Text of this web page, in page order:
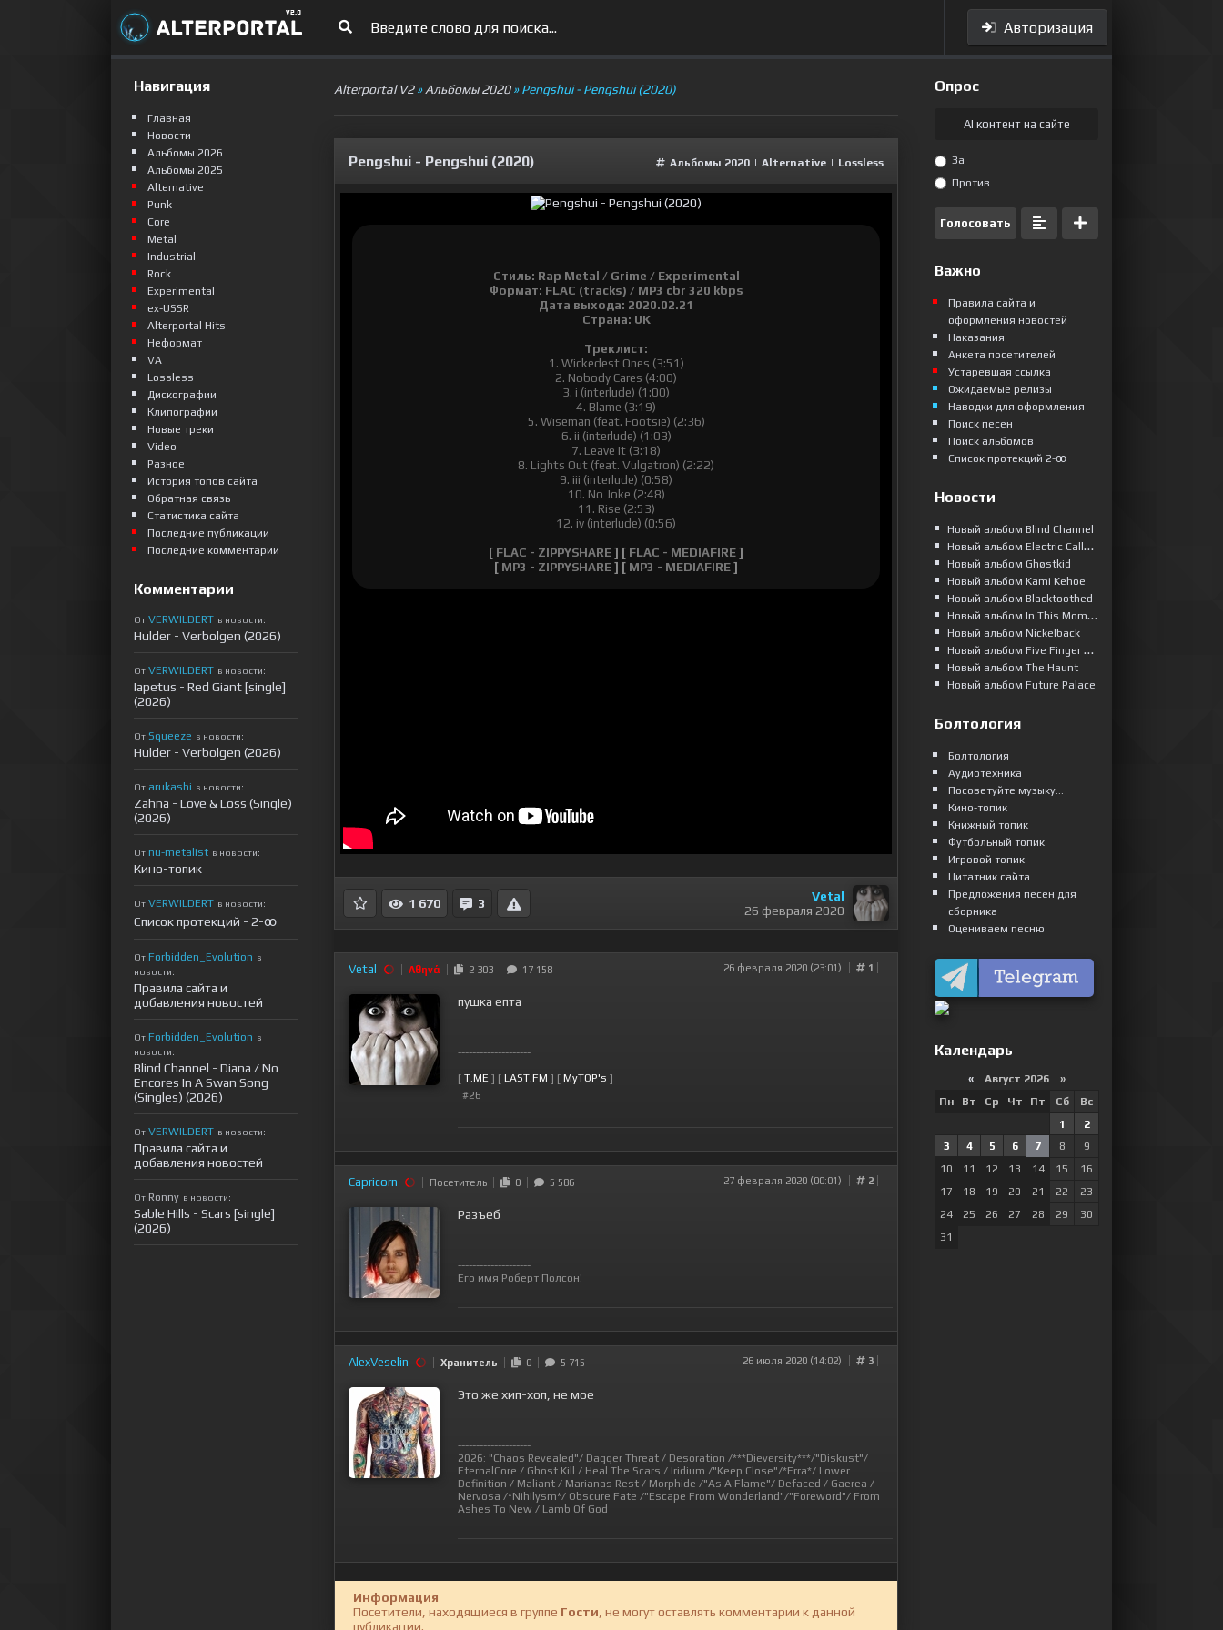
Авторизация
Alterportal V2»Альбомы 2020» Pengshui - Pengshui (2020)
Pengshui - Pengshui (2020) Альбомы 2020 | Alternative | Lossless
Стиль: Rap Metal / Grime / Experimental
Формат: FLAC (tracks) / MP3 cbr 320 kbps
Дата выхода: 2020.02.21
Страна: UK
Треклист:
1. Wickedest Ones (3:51)
2. Nobody Cares (4:00)
3. i (interlude) (1:00)
4. Blame (3:19)
5. Wiseman (feat. Footsie) (2:36)
6. ii (interlude) (1:03)
7. Leave It (3:18)
8. Lights Out (feat. Vulgatron) (2:22)
9. iii (interlude) (0:58)
10. No Joke (2:48)
11. Rise (2:53)
12. iv (interlude) (0:56)
[ FLAC - ZIPPYSHARE ] [ FLAC - MEDIAFIRE ]
[ MP3 - ZIPPYSHARE ] [ MP3 - MEDIAFIRE ]
1 670 3
Vetal
26 февраля 2020
Vetal Αθηνά 2 303 17 158 26 февраля 2020 (23:01) 1
пушка епта
--------------------
[ T.ME ] [ LAST.FM ] [ MyTOP's ]
#26
Capricorn Посетитель 0 5 586 27 февраля 2020 (00:01) 2
Разъеб
--------------------
Его имя Роберт Полсон!
AlexVeselin Хранитель 0 5 715 26 июля 2020 (14:02) 3
Это же хип-хоп, не мое
--------------------
2026: "Chaos Revealed"/ Dagger Threat / Desoration /***Dieversity***/"Diskust"/
EternalCore / Ghost Kill / Heal The Scars / Iridium /"Keep Close"/*Erra*/ Lower
Definition / Maliant / Marianas Rest / Morphide /"As A Flame"/ Defaced / Gaerea /
Nervosa /*Nihilysm*/ Obscure Fate /"Escape From Wonderland"/"Foreword"/ From
Ashes To New / Lamb Of God
Информация
Посетители, находящиеся в группе Гости , не могут оставлять комментарии к данной
публикации.
Навигация
Главная
Новости
Альбомы 2026
Альбомы 2025
Alternative
Punk
Сore
Metal
Industrial
Rock
Experimental
ex-USSR
Alterportal Hits
Неформат
VA
Lossless
Дискографии
Клипографии
Новые треки
Video
Разное
История топов сайта
Обратная связь
Статистика сайта
Последние публикации
Последние комментарии
Комментарии
От VERWILDERT в новости:
Hulder - Verbolgen (2026)
От VERWILDERT в новости:
Iapetus - Red Giant [single]
(2026)
От Squeeze в новости:
Hulder - Verbolgen (2026)
От arukashi в новости:
Zahna - Love & Loss (Single)
(2026)
От nu-metalist в новости:
Кино-топик
От VERWILDERT в новости:
Список протекций - 2-ꝏ
От Forbidden_Evolution в
новости:
Правила сайта и
добавления новостей
От Forbidden_Evolution в
новости:
Blind Channel - Diana / No
Encores In A Swan Song
(Singles) (2026)
От VERWILDERT в новости:
Правила сайта и
добавления новостей
От Ronny в новости:
Sable Hills - Scars [single]
(2026)
Опрос
AI контент на сайте
За
Против
Голосовать
Важно
Правила сайта и
оформления новостей
Наказания
Анкета посетителей
Устаревшая ссылка
Ожидаемые релизы
Наводки для оформления
Поиск песен
Поиск альбомов
Список протекций 2-ꝏ
Новости
Новый альбом Blind Channel
Новый альбом Electric Callboy
Новый альбом Ghøstkid
Новый альбом Kami Kehoe
Новый альбом Blacktoothed
Новый альбом In This Moment
Новый альбом Nickelback
Новый альбом Five Finger Death Punch
Новый альбом The Haunt
Новый альбом Future Palace
Болтология
Болтология
Аудиотехника
Посоветуйте музыку...
Кино-топик
Книжный топик
Футбольный топик
Игровой топик
Цитатник сайта
Предложения песен для
сборника
Оцениваем песню
Календарь
«Август 2026 »
Пн
Вт Ср Чт Пт Сб
Вс
1
2
3
4 5 6 7 8
9
10
11 12 13 14 15
16
17
18 19 20 21 22
23
24
25 26 27 28 29
30
31